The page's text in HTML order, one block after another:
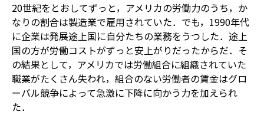
20世紀をとおしてずっと，アメリカの労働力のうち，か
なりの割合は製造業で雇用されていた．でも，1990年代
に企業は発展途上国に自分たちの業務をうつした．途上
国の方が労働コストがずっと安上がりだったからだ．そ
の結果として，アメリカでは労働組合に組織されていた
職業がたくさん失われ，組合のない労働者の賃金はグロ
ーバル競争によって急激に下降に向かう力を加えられ
た．